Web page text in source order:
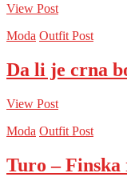
View Post
Moda Outfit Post
Da li je crna
View Post
Moda Outfit Post
Turo – Finska